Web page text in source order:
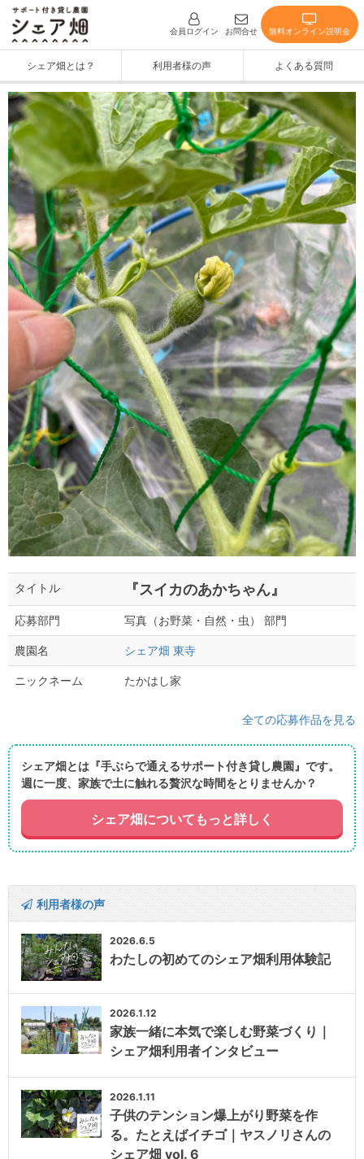
会員ログイン お問合せ 無料オンライン説明会
シェア畑とは？ 利用者様の声 よくある質問
タイトル 『スイカのあかちゃん』
応募部門 写真（お野菜・自然・虫） 部門
農園名 シェア畑 東寺
ニックネーム たかはし家
全ての応募作品を見る
シェア畑とは『手ぶらで通えるサポート付き貸し農園』です。
週に一度、家族で土に触れる贅沢な時間をとりませんか？
シェア畑についてもっと詳しく
利用者様の声
2026.6.5
わたしの初めてのシェア畑利用体験記
2026.1.12
家族一緒に本気で楽しむ野菜づくり｜
シェア畑利用者インタビュー
2026.1.11
子供のテンション爆上がり野菜を作
る。たとえばイチゴ｜ヤスノリさんの
シェア畑 vol. 6